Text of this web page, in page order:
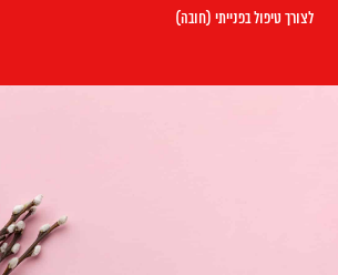
לצורך טיפול בפנייתי (חובה)